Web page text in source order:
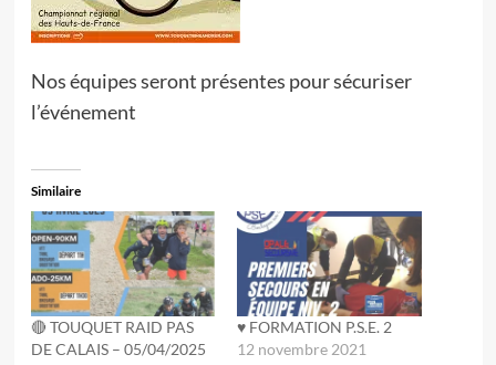
Nos équipes seront présentes pour sécuriser
l’événement
Similaire
🔴 TOUQUET RAID PAS
DE CALAIS – 05/04/2025
♥️ FORMATION P.S.E. 2
12 novembre 2021